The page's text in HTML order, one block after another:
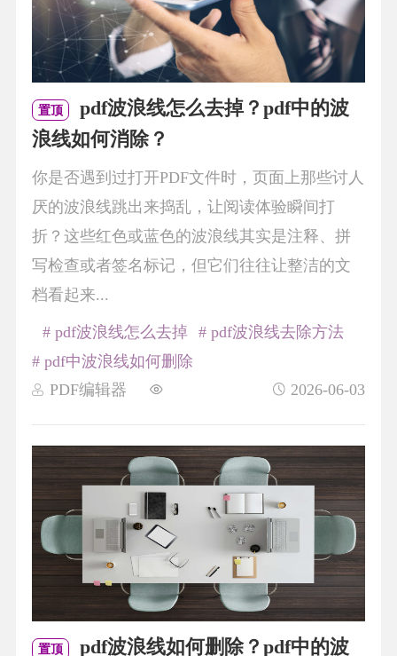
置顶
pdf波浪线怎么去掉？pdf中的波
浪线如何消除？
你是否遇到过打开PDF文件时，页面上那些讨人
厌的波浪线跳出来捣乱，让阅读体验瞬间打
折？这些红色或蓝色的波浪线其实是注释、拼
写检查或者签名标记，但它们往往让整洁的文
档看起来...
PDF编辑器 2026-06-03
# pdf波浪线怎么去掉
# pdf波浪线去除方法
# pdf中波浪线如何删除
置顶 pdf波浪线如何删除？pdf中的波